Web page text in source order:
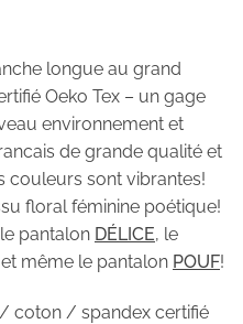
longue au grand
Oeko Tex – un gage
environnement et
de grande qualité et
couleurs sont vibrantes!
floral féminine poétique!
pantalon DÉLICE, le
même le pantalon POUF!
coton / spandex certifié